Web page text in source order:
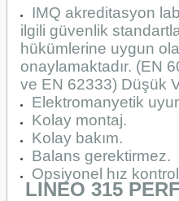
IMQ akreditasyon
ilgili güvenlik
hükümlerine uygun
onaylamaktadır. (EN
ve EN 62333) Düşük
Elektromanyetik
Kolay montaj.
Kolay bakım.
Balans gerektirmez.
Opsiyonel hız
LINEO 315